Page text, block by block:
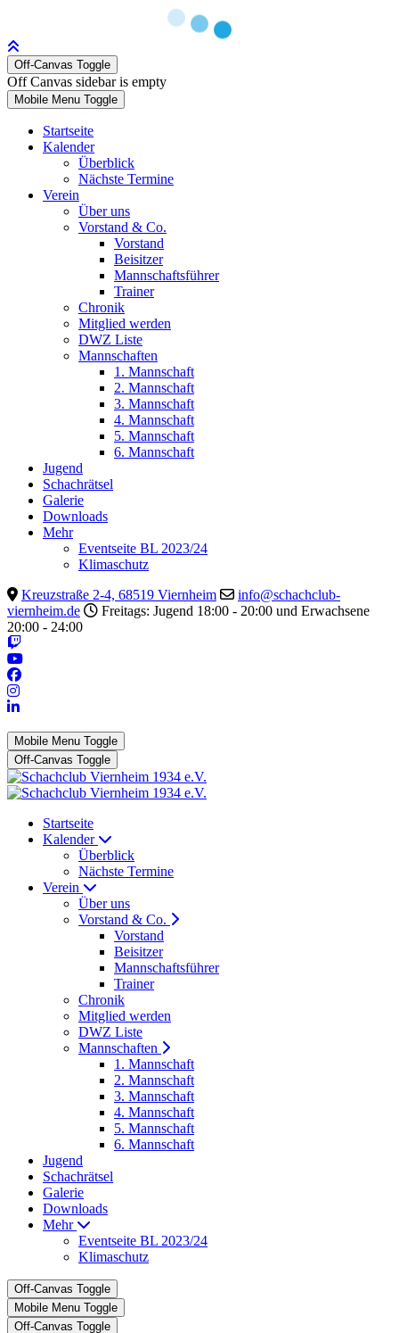
Off-Canvas Toggle
Off Canvas sidebar is empty
Mobile Menu Toggle
Startseite
Kalender
Überblick
Nächste Termine
Verein
Über uns
Vorstand & Co.
Vorstand
Beisitzer
Mannschaftsführer
Trainer
Chronik
Mitglied werden
DWZ Liste
Mannschaften
1. Mannschaft
2. Mannschaft
3. Mannschaft
4. Mannschaft
5. Mannschaft
6. Mannschaft
Jugend
Schachrätsel
Galerie
Downloads
Mehr
Eventseite BL 2023/24
Klimaschutz
Kreuzstraße 2-4, 68519 Viernheim
info@schachclub-
viernheim.de
Freitags: Jugend 18:00 - 20:00 und Erwachsene
20:00 - 24:00
Mobile Menu Toggle
Off-Canvas Toggle
Startseite
Kalender
Überblick
Nächste Termine
Verein
Über uns
Vorstand & Co.
Vorstand
Beisitzer
Mannschaftsführer
Trainer
Chronik
Mitglied werden
DWZ Liste
Mannschaften
1. Mannschaft
2. Mannschaft
3. Mannschaft
4. Mannschaft
5. Mannschaft
6. Mannschaft
Jugend
Schachrätsel
Galerie
Downloads
Mehr
Eventseite BL 2023/24
Klimaschutz
Off-Canvas Toggle
Mobile Menu Toggle
Off-Canvas Toggle